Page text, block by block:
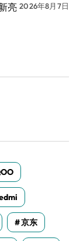
亮 2026年8月7日
京东